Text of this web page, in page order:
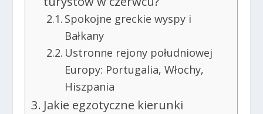
Spokojne greckie wyspy i
Bałkany
Ustronne rejony południowej
Europy: Portugalia, Włochy,
Hiszpania
Jakie egzotyczne kierunki